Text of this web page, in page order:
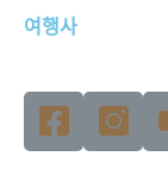
여행사